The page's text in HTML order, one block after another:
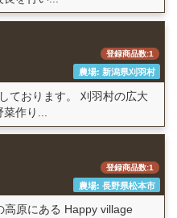
登録商品数:1
農場: 新潟県刈羽村
ております。 刈羽村の広大
作り...
登録商品数:1
農場: 長野県松本市
高原にある Happy village